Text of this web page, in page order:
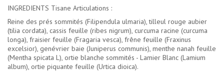
INGREDIENTS Tisane Articulations :
Reine des prés sommités (Filipendula ulmaria), tilleul rouge aubier
(tilia cordata), cassis feuille (ribes nigrum), curcuma racine (curcuma
longa), fraisier feuille (Fragaria vesca), frêne feuille (Fraxinus
excelsior), genévrier baie (Juniperus communis), menthe nanah feuille
(Mentha spicata L), ortie blanche sommités - Lamier Blanc (Lamium
album), ortie piquante feuille (Urtica dioica).